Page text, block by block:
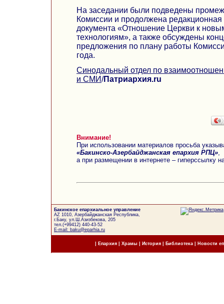
На заседании были подведены
Комиссии и продолжена
документа «Отношение Церкви к
технологиям», а также обсуждены
предложения по плану работы
года.
Синодальный отдел по
и СМИ/Патриархия.ru
Внимание!
При использовании материалов просьба
«Бакинско-Азербайджанская епархия РПЦ»
а при размещении в интернете – гиперссылку
Бакинское епархиальное управление
AZ 1010, Азербайджанская Республика,
г.Баку, ул.Ш.Азизбекова, 205
тел.(+99412) 440-43-52
E-mail: baku@eparhia.ru
Епархия| Храмы История| Библиотека Новости